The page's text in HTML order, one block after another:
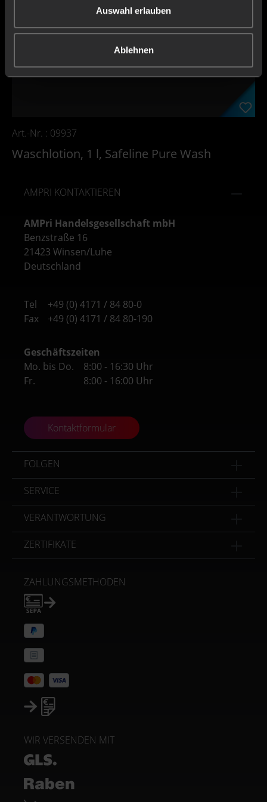
Auswahl erlauben
Ablehnen
Art.-Nr. : 09937
Waschlotion, 1 l, Safeline Pure Wash
AMPRI KONTAKTIEREN
AMPri Handelsgesellschaft mbH
Benzstraße 16
21423 Winsen/Luhe
Deutschland
Tel
+49 (0) 4171 / 84 80-0
Fax
+49 (0) 4171 / 84 80-190
Geschäftszeiten
Mo. bis Do.
8:00 - 16:30 Uhr
Fr.
8:00 - 16:00 Uhr
Kontaktformular
FOLGEN
SERVICE
VERANTWORTUNG
ZERTIFIKATE
ZAHLUNGSMETHODEN
WIR VERSENDEN MIT